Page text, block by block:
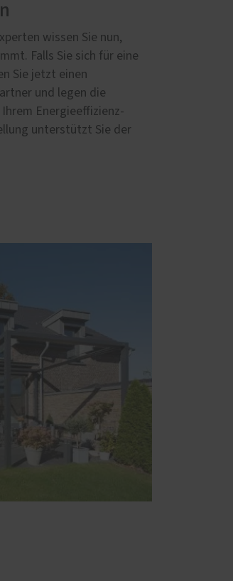
wissen Sie nun,
Falls Sie sich für eine
Sie jetzt einen
und legen die
Energieeffizienz-
unterstützt Sie der